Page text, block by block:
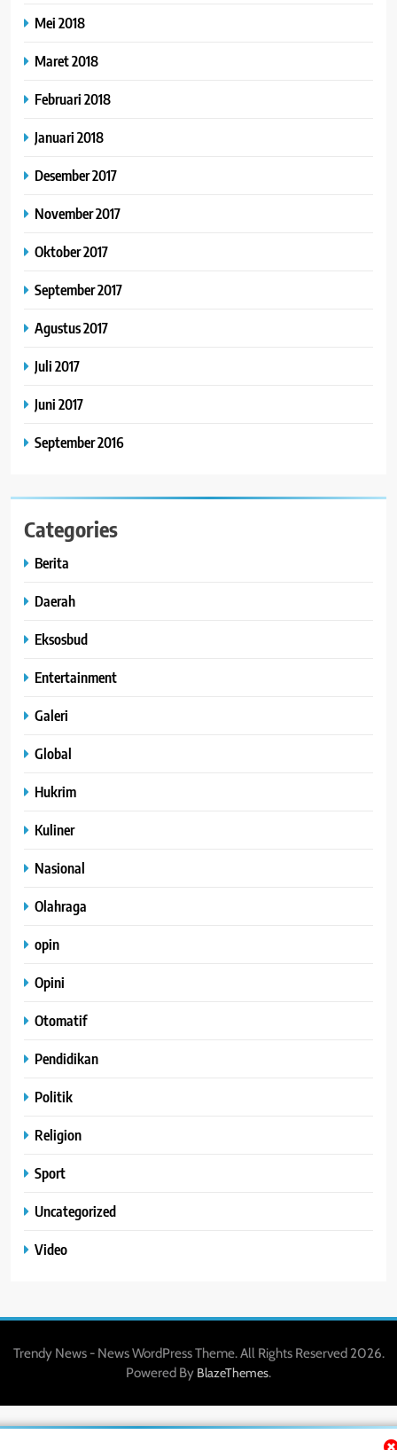
Mei 2018
Maret 2018
Februari 2018
Januari 2018
Desember 2017
November 2017
Oktober 2017
September 2017
Agustus 2017
Juli 2017
Juni 2017
September 2016
Categories
Berita
Daerah
Eksosbud
Entertainment
Galeri
Global
Hukrim
Kuliner
Nasional
Olahraga
opin
Opini
Otomatif
Pendidikan
Politik
Religion
Sport
Uncategorized
Video
Trendy News - News WordPress Theme. All Rights Reserved 2026.
Powered By BlazeThemes.